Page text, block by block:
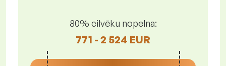
80% cilvēku nopelna:
771 - 2 524 EUR